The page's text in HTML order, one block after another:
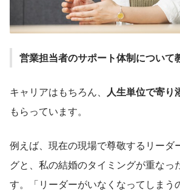
営業担当者のサポート体制について
キャリアはもちろん、 人生単位で寄り
もらっています。
例えば、現在の現場で尊敬するリーダ
グと、私の結婚のタイミングが重なっ
す。「リーダーがいなくなってしまう